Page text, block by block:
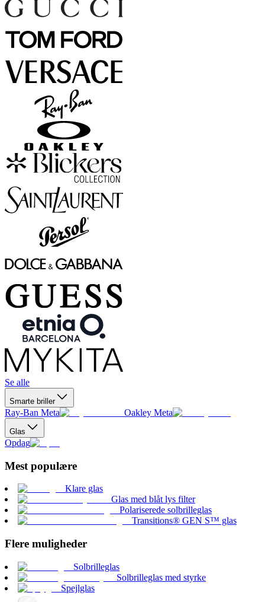
Se alle
Smarte briller
Ray-Ban Meta Oakley Meta
Glas
Opdag
Mest populære
Klare glas
Glas med blåt lys filter
Polariserede solbrilleglas
Transitions® GEN S™ glas
Flere muligheder
Solbrilleglas
Solbrilleglas med styrke
Spejlglas